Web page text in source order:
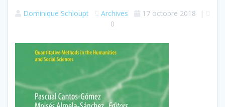
Dominique Schloupt Archives 17 octobre 2018 |
0